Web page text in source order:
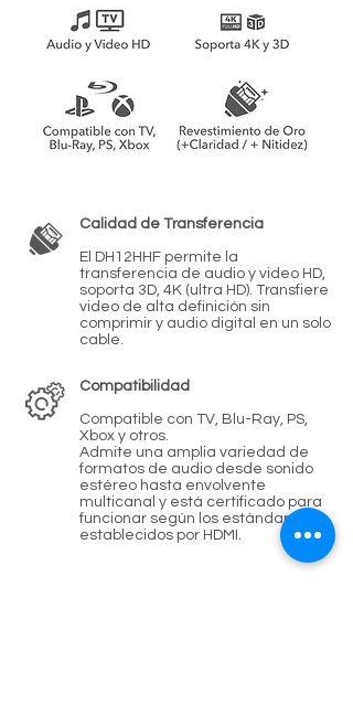
Calidad de Transferencia
El DH12HHF permite la
transferencia de audio y video HD,
soporta 3D, 4K (ultra HD). Transfiere
video de alta definición sin
comprimir y audio digital en un solo
cable.
Compatibilidad
Compatible con TV, Blu-Ray, PS,
Xbox y otros.
Admite una amplia variedad de
formatos de audio desde sonido
estéreo hasta envolvente
multicanal y está certificado para
funcionar según los estándares
establecidos por HDMI.